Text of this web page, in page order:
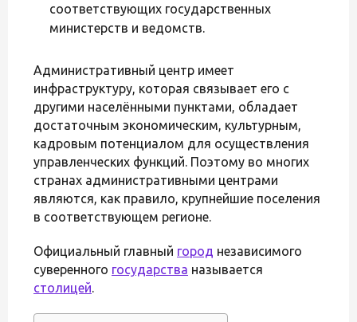
соответствующих государственных
министерств и ведомств.
Административный центр имеет
инфраструктуру, которая связывает его с
другими населёнными пунктами, обладает
достаточным экономическим, культурным,
кадровым потенциалом для осуществления
управленческих функций. Поэтому во многих
странах административными центрами
являются, как правило, крупнейшие поселения
в соответствующем регионе.
Официальный главный город независимого
суверенного государства называется
столицей.